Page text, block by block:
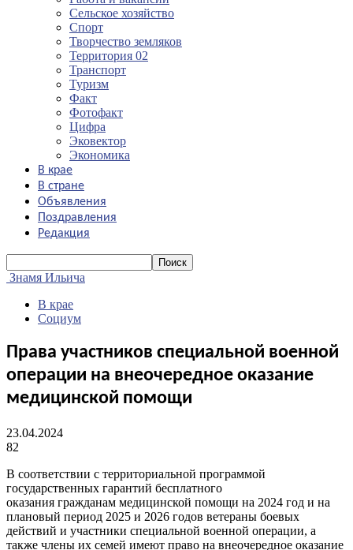
Сельское хозяйство
Спорт
Творчество земляков
Территория 02
Транспорт
Туризм
Факт
Фотофакт
Цифра
Эковектор
Экономика
В крае
В стране
Объявления
Поздравления
Редакция
Знамя Ильича
В крае
Социум
Права участников специальной военной
операции на внеочередное оказание
медицинской помощи
23.04.2024
82
В соответствии с территориальной программой
государственных гарантий бесплатного
оказания гражданам медицинской помощи на 2024 год и на
плановый период 2025 и 2026 годов ветераны боевых
действий и участники специальной военной операции, а
также члены их семей имеют право на внеочередное оказание